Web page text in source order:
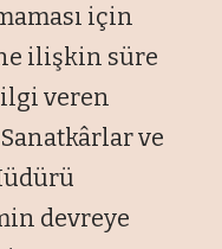
için
ilişkin süre
veren
ve
devreye